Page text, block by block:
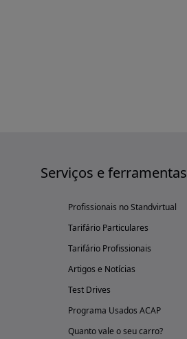
Serviços e ferramentas
Profissionais no Standvirtual
Tarifário Particulares
Tarifário Profissionais
Artigos e Notícias
Test Drives
Programa Usados ACAP
Quanto vale o seu carro?